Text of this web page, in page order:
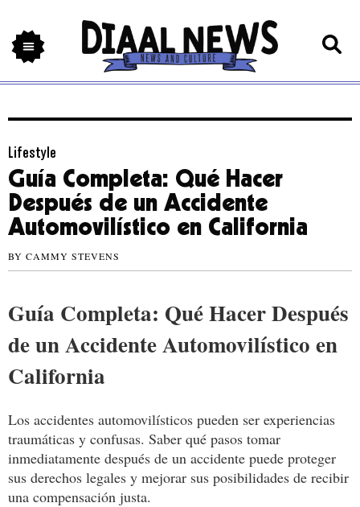
Lifestyle
Guía Completa: Qué Hacer
Después de un Accidente
Automovilístico en California
BY CAMMY STEVENS
Guía Completa: Qué Hacer Después
de un Accidente Automovilístico en
California
Los accidentes automovilísticos pueden ser experiencias
traumáticas y confusas. Saber qué pasos tomar
inmediatamente después de un accidente puede proteger
sus derechos legales y mejorar sus posibilidades de recibir
una compensación justa.